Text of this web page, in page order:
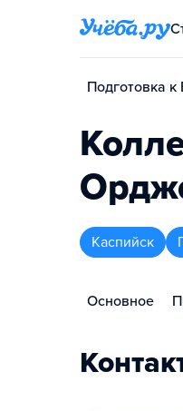
Подготовка
Каспийск
Основное